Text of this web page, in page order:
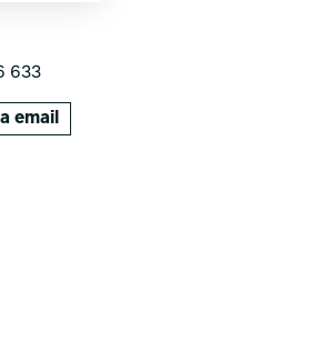
633
email